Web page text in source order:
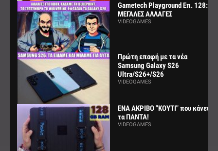
Gametech Playground Επ. 128:
ΜΕΓΑΛΕΣ ΑΛΛΑΓΕΣ
VIDEOGAMES
Πρώτη επαφή με τα νέα
Samsung Galaxy S26
Ultra/S26+/S26
VIDEOGAMES
ΕΝΑ ΑΚΡΙΒΟ "ΚΟΥΤΙ" που κάνει
τα ΠΑΝΤΑ!
VIDEOGAMES